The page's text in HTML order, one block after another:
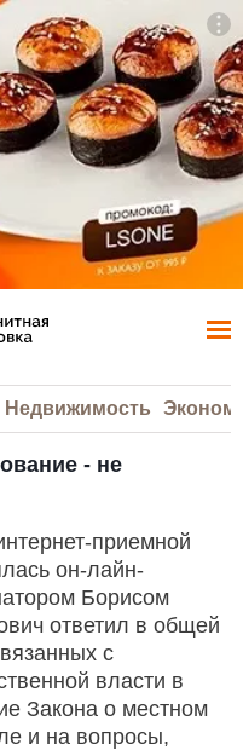
Недвижимость
- не
приемной
он-лайн-
Борисом
ответил в общей
с
власти в
Закона о местном
и на вопросы,